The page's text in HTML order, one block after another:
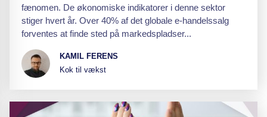
fænomen. De økonomiske indikatorer i denne sektor
stiger hvert år. Over 40% af det globale e-handelssalg
forventes at finde sted på markedspladser...
KAMIL FERENS
Kok til vækst